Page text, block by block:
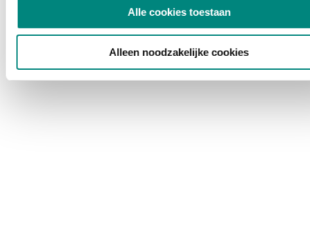
Alle cookies toestaan
Alleen noodzakelijke cookies